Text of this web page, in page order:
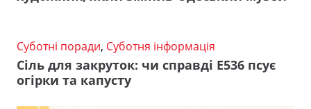
Суботні поради, Суботня інформація
Сіль для закруток: чи справді Е536 псує
огірки та капусту